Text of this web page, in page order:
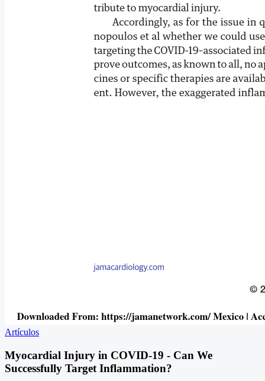
Artículos
Myocardial Injury in COVID-19 - Can We
Successfully Target Inflammation?